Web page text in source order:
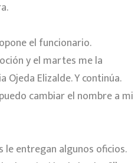
el funcionario.
y el martes me la
Ojeda Elizalde. Y continúa.
cambiar el nombre a mi
le entregan algunos oficios.